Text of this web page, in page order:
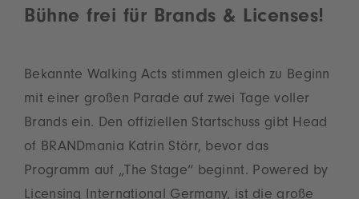
Bühne frei für Brands & Licenses!
Bekannte Walking Acts stimmen gleich zu Beginn
mit einer großen Parade auf zwei Tage voller
Brands ein. Den offiziellen Startschuss gibt Head
of BRANDmania Katrin Störr, bevor das
Programm auf „The Stage“ beginnt. Powered by